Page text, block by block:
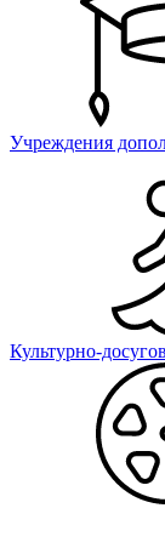
Учреждения
Культурно-